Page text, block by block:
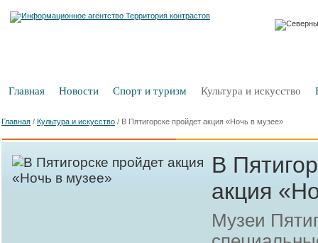
Главная Новости Спорт и туризм Культура и искусство
Главная / Культура и искусство / В Пятигорске пройдет акция «Ночь в музее»
В
акция
Музеи